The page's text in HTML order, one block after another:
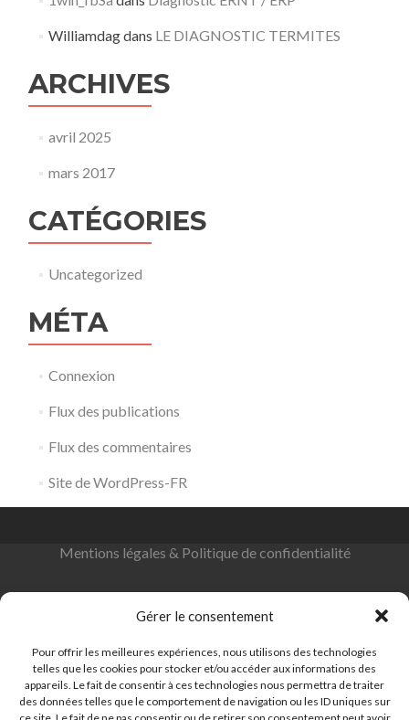
Gérer le consentement
Pour offrir les meilleures expériences, nous utilisons des technologies
telles que les cookies pour stocker et/ou accéder aux informations des
appareils. Le fait de consentir à ces technologies nous permettra de traiter
des données telles que le comportement de navigation ou les ID uniques sur
Williamdagdans LE DIAGNOSTIC TERMITES
ARCHIVES
avril 2025
mars 2017
CATÉGORIES
Uncategorized
MÉTA
Connexion
Flux des publications
Flux des commentaires
Site de WordPress-FR
Mentions légales & Politique de confidentialité
55 Rue de l'Égalité 92130 Issy-les-Moulineaux
206 Av. Marx Dormoy, 92120 Montrouge